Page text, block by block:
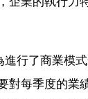
行了商業模
對每季度的